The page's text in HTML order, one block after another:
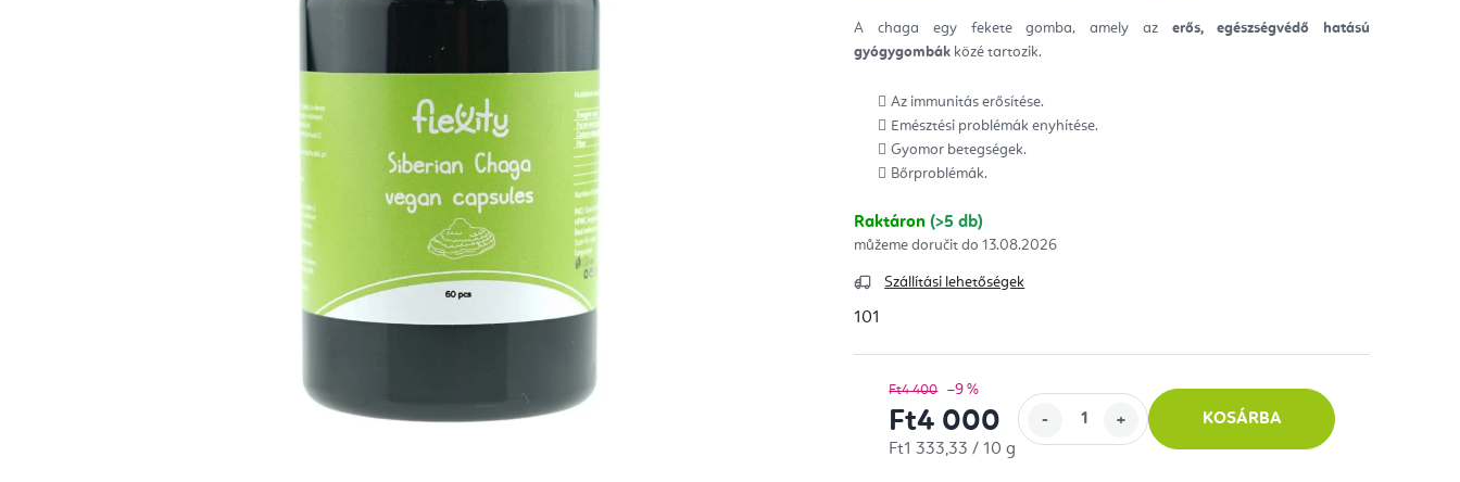
5-
ből
0,0
A chaga egy fekete gomba, amely az erős, egészségvédő hatású
gyógygombák közé tartozik.
Az immunitás erősítése.
Emésztési problémák enyhítése.
Gyomor betegségek.
Bőrproblémák.
Raktáron(>5 db)
13.08.2026
Szállítási lehetőségek
101
Ft4 400 –9 %
Ft4 000
Egységár:
Ft1 333,33 / 10 g
KOSÁRBA